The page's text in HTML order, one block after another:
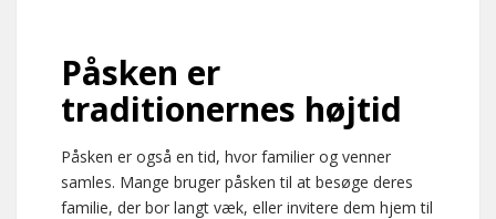
Påsken er
traditionernes højtid
Påsken er også en tid, hvor familier og venner
samles. Mange bruger påsken til at besøge deres
familie, der bor langt væk, eller invitere dem hjem til